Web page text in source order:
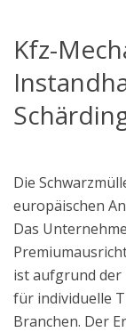
Kfz-
Die
europäischen
Das
ist aufgrund der
für individuelle
Branchen. Der